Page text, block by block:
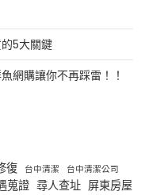
5大關鍵
網購讓你不再踩雷！！
復 台中清潔
台中清潔公司
蒐證 尋人查址 屏東房屋